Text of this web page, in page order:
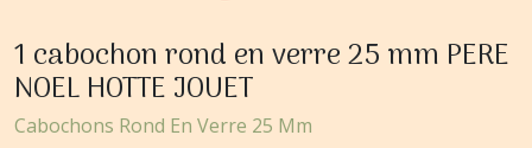
1 cabochon rond en verre 25 mm PERE
NOEL HOTTE JOUET
Cabochons Rond En Verre 25 Mm